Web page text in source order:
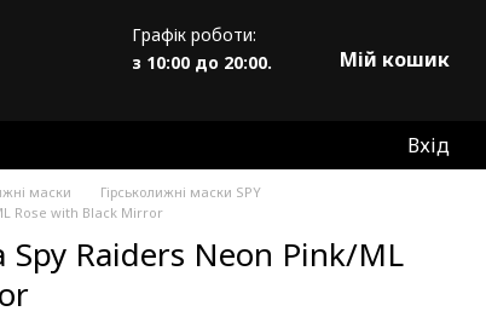
Графік роботи:
з 10:00 до 20:00.
Мій кошик
Вхід
маски
Гірськолижні маски SPY
Rose with Black Mirror
Spy Raiders Neon Pink/ML